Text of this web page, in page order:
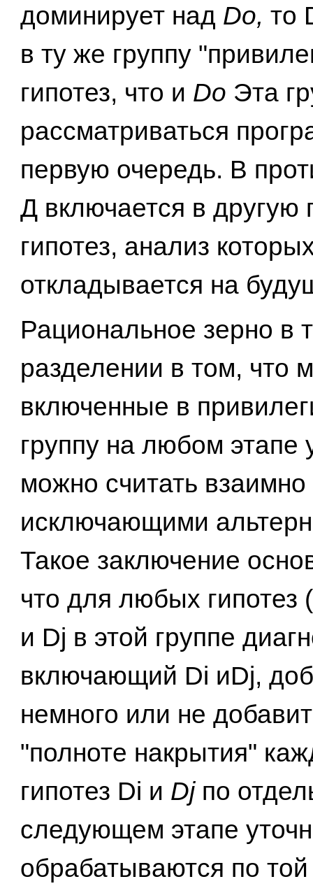
доминирует над Do, то
в ту же группу
гипотез, что и Do Эта
рассматриваться
первую очередь. В
Д включается в другую
гипотез, анализ
откладывается на
Рациональное зерно в
разделении в том, что
включенные в
группу на любом этапе
можно считать взаимно
исключающими
Такое заключение
что для любых гипотез
и Dj в этой группе
включающий Di иDj,
немного или не
"полноте накрытия"
гипотез Di и Dj по
следующем этапе
обрабатываются по